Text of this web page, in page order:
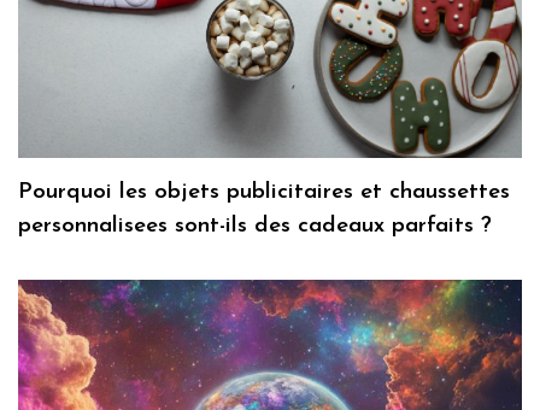
Pourquoi les objets publicitaires et chaussettes
personnalisees sont-ils des cadeaux parfaits ?